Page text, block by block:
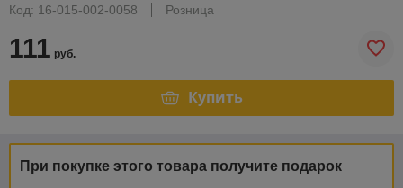
Код: 16-015-002-0058
Розница
111 руб.
Купить
При покупке этого товара получите подарок